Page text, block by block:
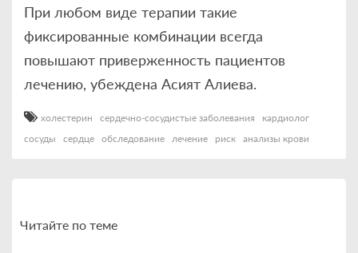
При любом виде терапии такие
фиксированные комбинации всегда
повышают приверженность пациентов
лечению, убеждена Асият Алиева.
холестерин сердечно-сосудистые заболевания
кардиолог
сосуды
сердце обследование лечение риск анализы крови
Читайте по теме